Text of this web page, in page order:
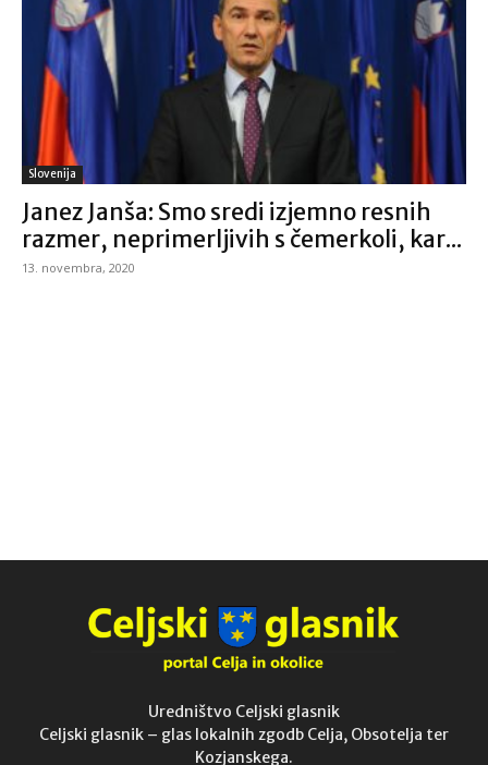
Slovenija
Janez Janša: Smo sredi izjemno resnih
razmer, neprimerljivih s čemerkoli, kar...
13. novembra, 2020
Uredništvo Celjski glasnik
Celjski glasnik – glas lokalnih zgodb Celja, Obsotelja ter
Kozjanskega.